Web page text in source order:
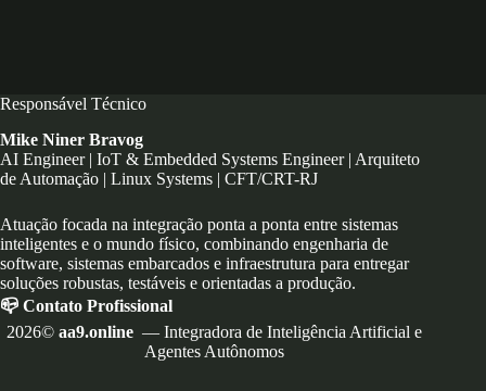
Responsável Técnico
Mike Niner Bravog
AI Engineer | IoT & Embedded Systems Engineer | Arquiteto
de Automação | Linux Systems | CFT/CRT-RJ
Atuação focada na integração ponta a ponta entre sistemas
inteligentes e o mundo físico, combinando engenharia de
software, sistemas embarcados e infraestrutura para entregar
soluções robustas, testáveis e orientadas a produção.
📪 Contato Profissional
2026© aa9.online— Integradora de Inteligência Artificial e
Agentes Autônomos